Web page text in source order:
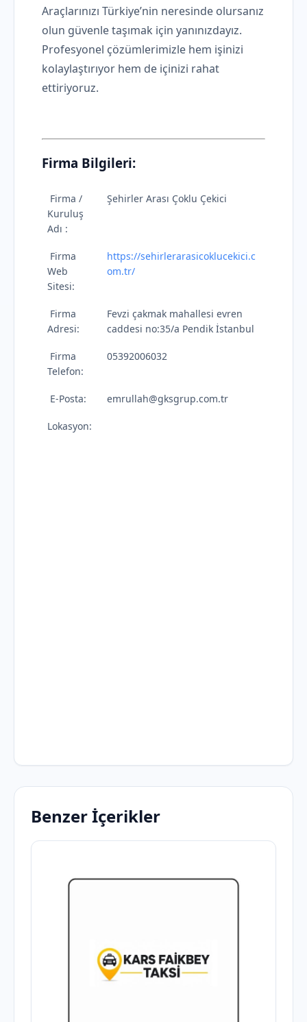
Araçlarınızı Türkiye’nin neresinde olursanız
olun güvenle taşımak için yanınızdayız.
Profesyonel çözümlerimizle hem işinizi
kolaylaştırıyor hem de içinizi rahat
ettiriyoruz.
Firma Bilgileri:
Firma /
Kuruluş
Adı :
Şehirler Arası Çoklu Çekici
Firma
Web
Sitesi:
https://sehirlerarasicoklucekici.c
om.tr/
Firma
Adresi:
Fevzi çakmak mahallesi evren
caddesi no:35/a Pendik İstanbul
Firma
Telefon:
05392006032
E-Posta: emrullah@gksgrup.com.tr
Lokasyon:
Benzer İçerikler